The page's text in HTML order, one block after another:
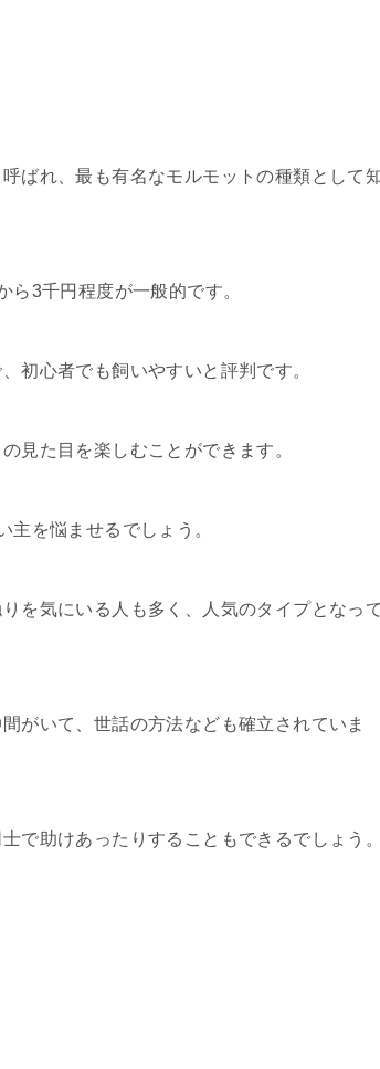
ばれ、最も有名なモルモットの種類として
3千円程度が一般的です。
初心者でも飼いやすいと評判です。
見た目を楽しむことができます。
を悩ませるでしょう。
を気にいる人も多く、人気のタイプとなっ
がいて、世話の方法なども確立されていま
で助けあったりすることもできるでしょう